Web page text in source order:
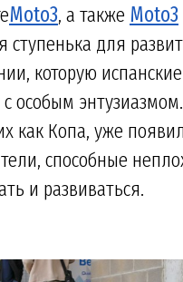
Moto3, а также Moto3
ступенька для
которую
особым
как Копа, уже
способные
и развиваться.